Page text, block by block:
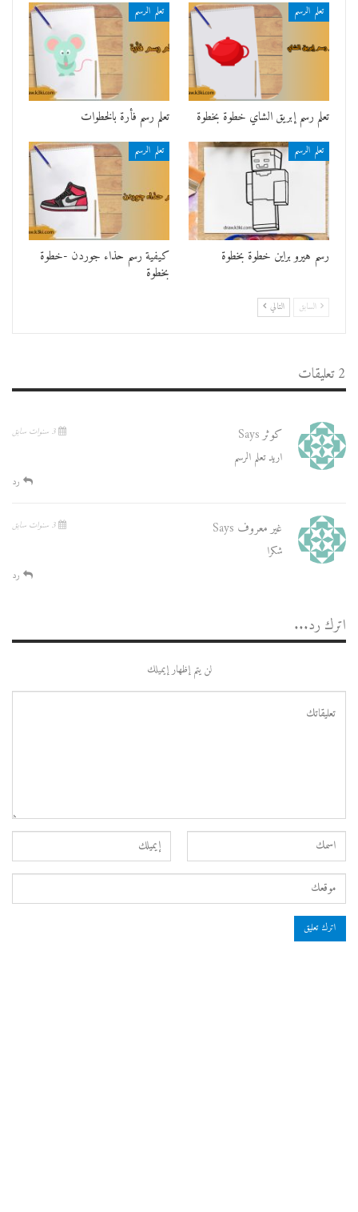
تعلم الرسم
تعلم رسم إبريق الشاي خطوة بخطوة
تعلم الرسم
تعلم رسم فأرة بالخطوات
تعلم الرسم
رسم هيرو براين خطوة بخطوة
تعلم الرسم
كيفية رسم حذاء جوردن -خطوة
بخطوة
السابق التالي
2 تعليقات
كوثرSays
اريد تعلم الرسم
رد
غير معروف Says
شكرا
رد
اترك رد...
لن يتم إظهار إيميلك